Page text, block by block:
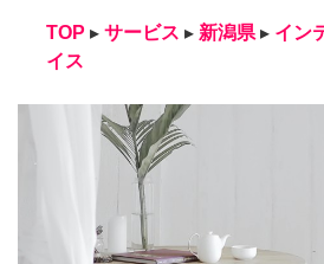
TOP ▸ サービス ▸ 新潟県 ▸ イン
イス